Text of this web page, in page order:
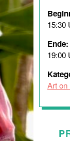
15:30
Ende:
19:00
Art on